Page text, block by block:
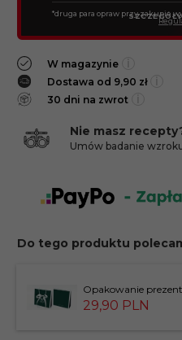
*druga para opraw przy zakupie
W magazynie
Dostawa od 9,90 zł
30 dni na zwrot
Nie masz
Umów badanie
Do tego produktu
Opakowanie
29,90 PLN